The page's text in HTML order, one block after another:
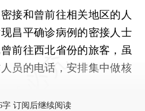
和曾前往相关地区的人
昌平确诊病例的密接人士
前往西北省份的旅客，虽
员的电话，安排集中做核
字 订阅后继续阅读